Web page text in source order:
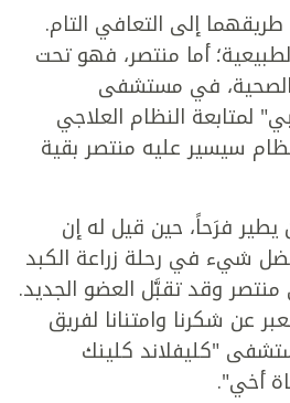
إلى التعافي التام.
أما منتصر، فهو تحت
الصحية، في مستشفى
لمتابعة النظام العلاجي
سيسير عليه منتصر بقية
فرَحاً، حين قيل له إن
شيء في رحلة زراعة الكبد
وقد تقبَّل العضو الجديد.
عن شكرنا وامتنانا لفريق
"كليفلاند كلينك
أخي".